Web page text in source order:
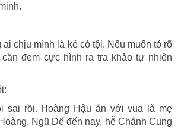
chịu mình là kẻ có tội. Nếu muốn tỏ rõ
đem cực hình ra tra khảo tự nhiên
sai rồi. Hoàng Hậu án với vua là mẹ
Ngũ Ðế đến nay, hễ Chánh Cung